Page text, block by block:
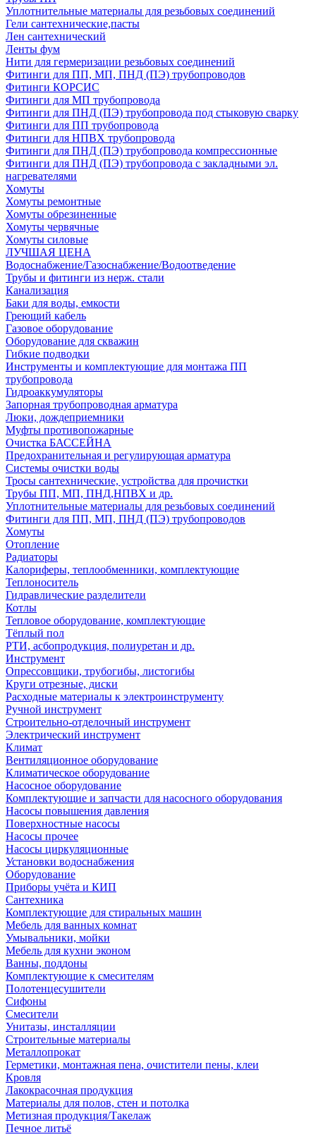
Уплотнительные материалы для резьбовых соединений
Гели сантехнические,пасты
Лен сантехнический
Ленты фум
Нити для гермеризации резьбовых соединений
Фитинги для ПП, МП, ПНД (ПЭ) трубопроводов
Фитинги КОРСИС
Фитинги для МП трубопровода
Фитинги для ПНД (ПЭ) трубопровода под стыковую сварку
Фитинги для ПП трубопровода
Фитинги для НПВХ трубопровода
Фитинги для ПНД (ПЭ) трубопровода компрессионные
Фитинги для ПНД (ПЭ) трубопровода с закладными эл.
нагревателями
Хомуты
Хомуты ремонтные
Хомуты обрезиненные
Хомуты червячные
Хомуты силовые
ЛУЧШАЯ ЦЕНА
Водоснабжение/Газоснабжение/Водоотведение
Трубы и фитинги из нерж. стали
Канализация
Баки для воды, емкости
Греющий кабель
Газовое оборудование
Оборудование для скважин
Гибкие подводки
Инструменты и комплектующие для монтажа ПП
трубопровода
Гидроаккумуляторы
Запорная трубопроводная арматура
Люки, дождеприемники
Муфты противопожарные
Очистка БАССЕЙНА
Предохранительная и регулирующая арматура
Системы очистки воды
Тросы сантехнические, устройства для прочистки
Трубы ПП, МП, ПНД,НПВХ и др.
Уплотнительные материалы для резьбовых соединений
Фитинги для ПП, МП, ПНД (ПЭ) трубопроводов
Хомуты
Отопление
Радиаторы
Калориферы, теплообменники, комплектующие
Теплоноситель
Гидравлические разделители
Котлы
Тепловое оборудование, комплектующие
Тёплый пол
РТИ, асбопродукция, полиуретан и др.
Инструмент
Опрессовщики, трубогибы, листогибы
Круги отрезные, диски
Расходные материалы к электроинструменту
Ручной инструмент
Строительно-отделочный инструмент
Электрический инструмент
Климат
Вентиляционное оборудование
Климатическое оборудование
Насосное оборудование
Комплектующие и запчасти для насосного оборудования
Насосы повышения давления
Поверхностные насосы
Насосы прочее
Насосы циркуляционные
Установки водоснабжения
Оборудование
Приборы учёта и КИП
Сантехника
Комплектующие для стиральных машин
Мебель для ванных комнат
Умывальники, мойки
Мебель для кухни эконом
Ванны, поддоны
Комплектующие к смесителям
Полотенцесушители
Сифоны
Смесители
Унитазы, инсталляции
Строительные материалы
Металлопрокат
Герметики, монтажная пена, очистители пены, клеи
Кровля
Лакокрасочная продукция
Материалы для полов, стен и потолка
Метизная продукция/Такелаж
Печное литьё